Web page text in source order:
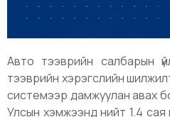
Авто тээврийн салбарын
тээврийн хэрэгслийн
системээр дамжуулан авах
Улсын хэмжээнд нийт 1.4 сая